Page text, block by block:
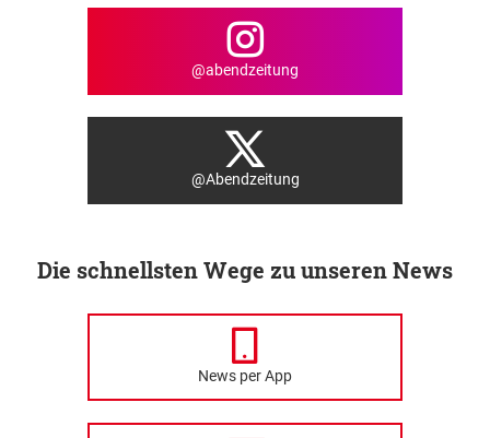
@abendzeitung
@Abendzeitung
Die schnellsten Wege zu unseren News
News per App